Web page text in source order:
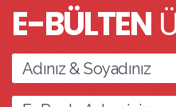
E-BÜLTEN